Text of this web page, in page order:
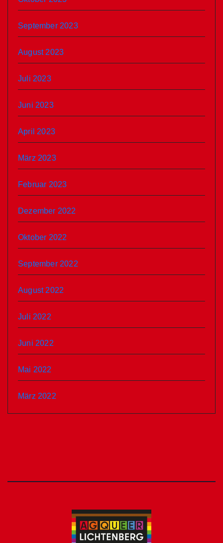
September 2023
August 2023
Juli 2023
Juni 2023
April 2023
März 2023
Februar 2023
Dezember 2022
Oktober 2022
September 2022
August 2022
Juli 2022
Juni 2022
Mai 2022
März 2022